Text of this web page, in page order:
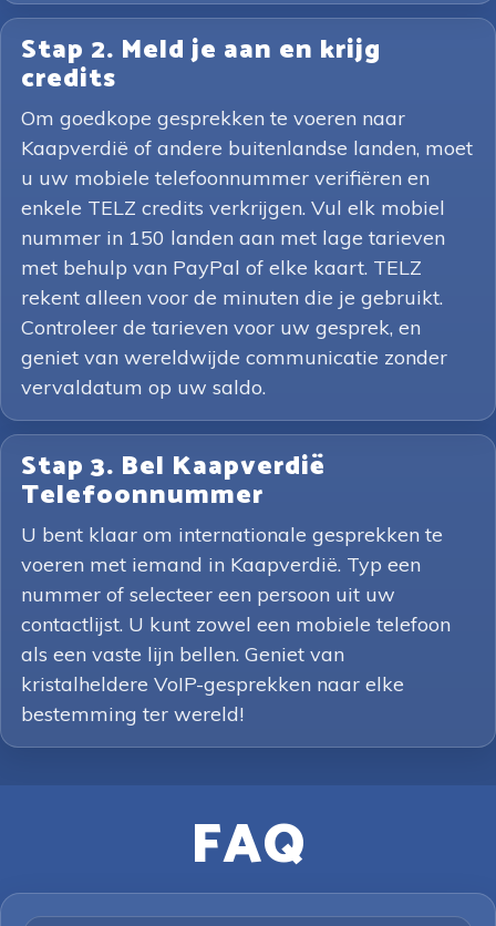
Stap 2. Meld je aan en krijg
credits
Om goedkope gesprekken te voeren naar
Kaapverdië of andere buitenlandse landen, moet
u uw mobiele telefoonnummer verifiëren en
enkele TELZ credits verkrijgen. Vul elk mobiel
nummer in 150 landen aan met lage tarieven
met behulp van PayPal of elke kaart. TELZ
rekent alleen voor de minuten die je gebruikt.
Controleer de tarieven voor uw gesprek, en
geniet van wereldwijde communicatie zonder
vervaldatum op uw saldo.
Stap 3. Bel Kaapverdië
Telefoonnummer
U bent klaar om internationale gesprekken te
voeren met iemand in Kaapverdië. Typ een
nummer of selecteer een persoon uit uw
contactlijst. U kunt zowel een mobiele telefoon
als een vaste lijn bellen. Geniet van
kristalheldere VoIP-gesprekken naar elke
bestemming ter wereld!
FAQ